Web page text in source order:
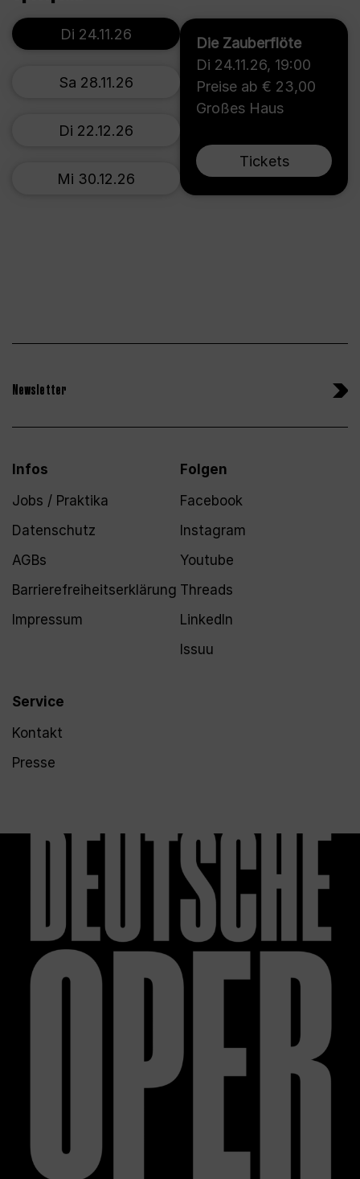
Die Zauberflöte
Di 24.11.26, 19:00
Preise ab € 23,00
Großes Haus
Tickets
Di 24.11.26
Sa 28.11.26
Di 22.12.26
Mi 30.12.26
Newsletter
Infos
Jobs / Praktika
Datenschutz
AGBs
Barrierefreiheitserklärung
Impressum
Service
Kontakt
Presse
Folgen
Facebook
Instagram
Youtube
Threads
LinkedIn
Issuu